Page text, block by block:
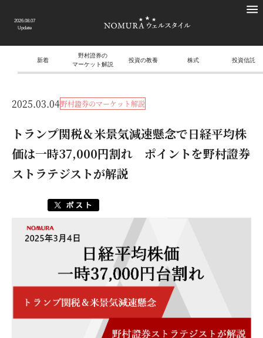
2026.08.07
Update
新着
野村證券の
マーケット解説
投資の教養 株式 投資信託
2025.03.04野村證券のマーケット解説
トランプ関税＆米景気減速懸念で日経平均株
価は一時37,000円割れ ポイントを野村證券
ストラテジストが解説